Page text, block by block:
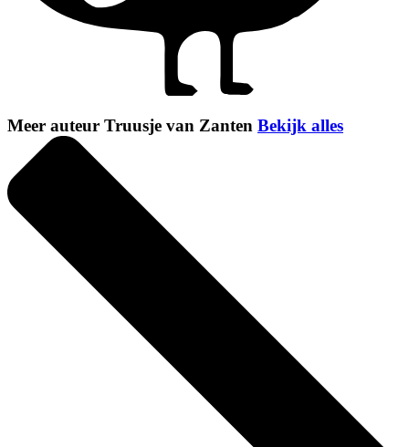
Meer auteur Truusje van Zanten Bekijk alles